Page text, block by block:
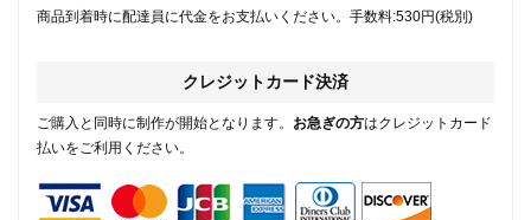
商品到着時に配達員に代金をお支払いください。手数料:530円(税別)
クレジットカード決済
ご購入と同時に制作が開始となります。 お急ぎの方はクレジットカード
払いをご利用ください。